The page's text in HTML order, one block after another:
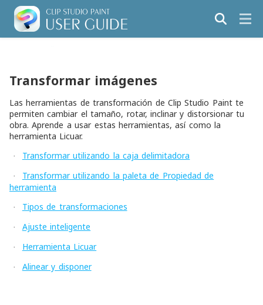
Transformar imágenes
Las herramientas de transformación de Clip Studio Paint te
permiten cambiar el tamaño, rotar, inclinar y distorsionar tu
obra. Aprende a usar estas herramientas, así como la
herramienta Licuar.
· Transformar utilizando la caja delimitadora
·
Transformar utilizando la paleta de Propiedad de
herramienta
· Tipos de transformaciones
· Ajuste inteligente
· Herramienta Licuar
· Alinear y disponer